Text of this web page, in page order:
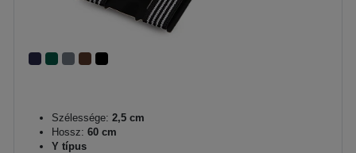
Szélessége: 2,5 cm
Hossz: 60 cm
Y típus